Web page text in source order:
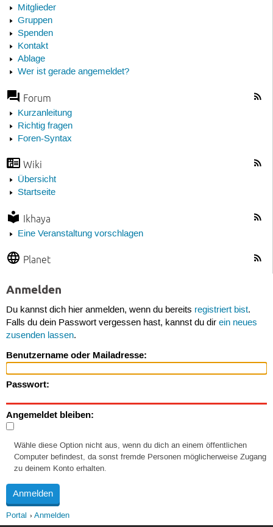
Mitglieder
Gruppen
Spenden
Kontakt
Ablage
Wer ist gerade angemeldet?
Forum
Kurzanleitung
Richtig fragen
Foren-Syntax
Wiki
Übersicht
Startseite
Ikhaya
Eine Veranstaltung vorschlagen
Planet
Anmelden
Du kannst dich hier anmelden, wenn du bereits registriert bist.
Falls du dein Passwort vergessen hast, kannst du dir ein neues
zusenden lassen.
Benutzername oder Mailadresse:
Passwort:
Angemeldet bleiben:
Wähle diese Option nicht aus, wenn du dich an einem öffentlichen
Computer befindest, da sonst fremde Personen möglicherweise Zugang
zu deinem Konto erhalten.
Portal Anmelden